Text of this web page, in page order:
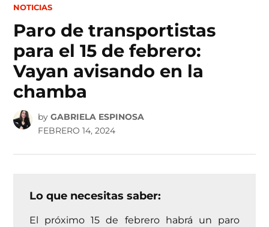
POSTED
NOTICIAS
Paro de transportistas
para el 15 de febrero:
Vayan avisando en la
chamba
by GABRIELA ESPINOSA
FEBRERO 14, 2024
Lo que necesitas saber:
El próximo 15 de febrero habrá un paro